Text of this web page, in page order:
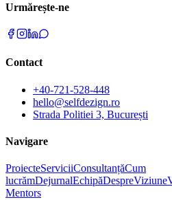
Urmărește-ne
Contact
+40-721-528-448
hello@selfdezign.ro
Strada Politiei 3, București
Navigare
ProiecteServiciiConsultanțăCum
lucrămDejurnalEchipăDespreViziune
Mentors